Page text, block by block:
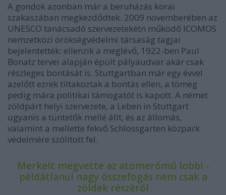
A gondok azonban már a beruházás korai
szakaszában megkezdődtek. 2009 novemberében az
UNESCO tanácsadó szervezetekétn működő ICOMOS
nemzetközi örökségvédelmi társaság tagjai
bejelentették: ellenzik a meglévő, 1922-ben Paul
Bonatz tervei alapján épült pályaudvar akár csak
részleges bontását is. Stuttgartban már egy évvel
azelőtt ezrek tiltakoztak a bontás ellen, a tömeg
pedig mára politikai támogatót is kapott. A német
zöldpárt helyi szervezete, a Leben in Stuttgart
ugyanis a tüntetők mellé állt, és az állomás,
valamint a mellette fekvő Schlossgarten közpark
védelmére szólított fel.
Merkelt megvette az atomerőmű lobbi -
példátlanul nagy összefogás nem csak a
zöldek részéről